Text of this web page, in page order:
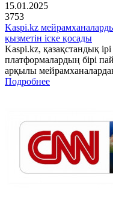
15.01.2025
3753
Kaspi.kz
қызметін іске қосады
Kaspi.kz, қазақстандық
платформалардың бірі
арқылы
Подробнее